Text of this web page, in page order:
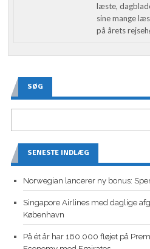
læste,
sine mange
på årets
SØG
SENESTE INDLÆG
Norwegian lancerer ny bonus:
Singapore Airlines med daglige
København
På ét år har 160.000 fløjet på